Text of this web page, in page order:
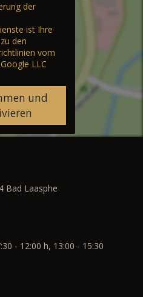
der
ist Ihre
den
vom
LLC
und
Bad Laasphe
- 12:00 h, 13:00 - 15:30